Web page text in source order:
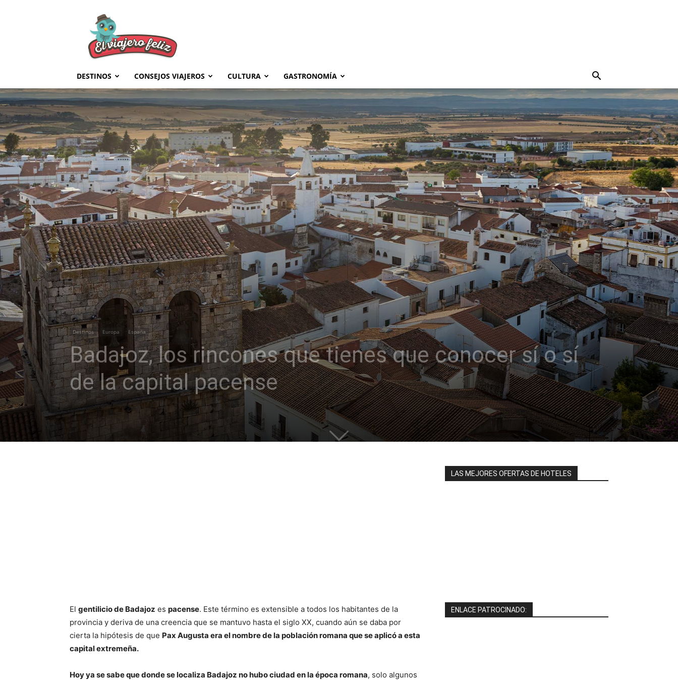
Feliz
DESTINOS CONSEJOS VIAJEROS CULTURA GASTRONOMÍA
Destinos Europa España
Badajoz, los rincones que tienes que conocer sí o sí
de la capital pacense
El gentilicio de Badajoz es pacense. Este término es extensible a todos los habitantes de la
provincia y deriva de una creencia que se mantuvo hasta el siglo XX, cuando aún se daba por
cierta la hipótesis de que Pax Augusta era el nombre de la población romana que se aplicó a esta
capital extremeña.
Hoy ya se sabe que donde se localiza Badajoz no hubo ciudad en la época romana, solo algunos
LAS MEJORES OFERTAS DE HOTELES
ENLACE PATROCINADO: